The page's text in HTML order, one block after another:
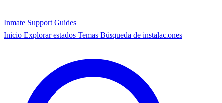
Inmate Support Guides
Inicio Explorar estados Temas Búsqueda de instalaciones